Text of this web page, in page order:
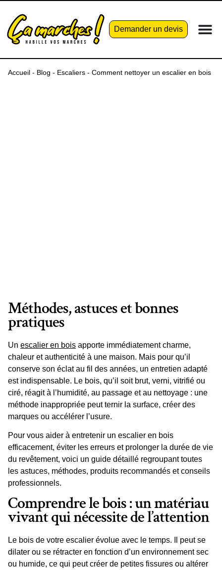
Demander un devis
Accueil - Blog - Escaliers - Comment nettoyer un escalier en bois
Méthodes, astuces et bonnes
pratiques
Un escalier en bois apporte immédiatement charme,
chaleur et authenticité à une maison. Mais pour qu’il
conserve son éclat au fil des années, un entretien adapté
est indispensable. Le bois, qu’il soit brut, verni, vitrifié ou
ciré, réagit à l’humidité, au passage et au nettoyage : une
méthode inappropriée peut ternir la surface, créer des
marques ou accélérer l’usure.
Pour vous aider à entretenir un escalier en bois
efficacement, éviter les erreurs et prolonger la durée de vie
du revêtement, voici un guide détaillé regroupant toutes
les astuces, méthodes, produits recommandés et conseils
professionnels.
Comprendre le bois : un matériau
vivant qui nécessite de l’attention
Le bois de votre escalier évolue avec le temps. Il peut se
dilater ou se rétracter en fonction d’un environnementsec
ou humide, ce qui peut créer de petites fissures ou altérer